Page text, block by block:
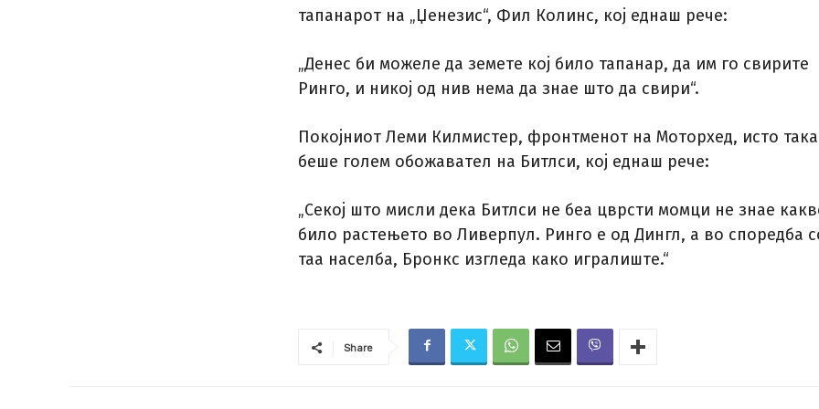
тапанарот на „Џенезис“, Фил Колинс, кој еднаш рече:
„Денес би можеле да земете кој било тапанар, да им го свирите
Ринго, и никој од нив нема да знае што да свири“.
Покојниот Леми Килмистер, фронтменот на Моторхед, исто така
беше голем обожавател на Битлси, кој еднаш рече:
„Секој што мисли дека Битлси не беа цврсти момци не знае
било растењето во Ливерпул. Ринго е од Дингл, а во споредба
таа населба, Бронкс изгледа како игралиште.“
Share